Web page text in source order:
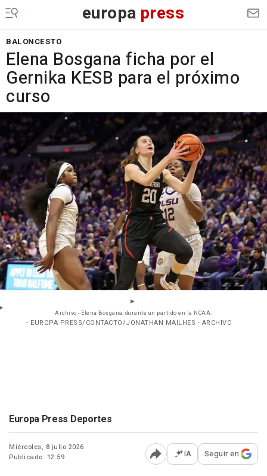
europa press
BALONCESTO
Elena Bosgana ficha por el
Gernika KESB para el próximo
curso
Archivo - Elena Bosgana, durante un partido en la NCAA.
- EUROPA PRESS/CONTACTO/JONATHAN MAILHES - ARCHIVO
Europa Press Deportes
Miércoles, 8 julio 2026
Publicado: 12:59
Abrir opciones para
IA Seguir en